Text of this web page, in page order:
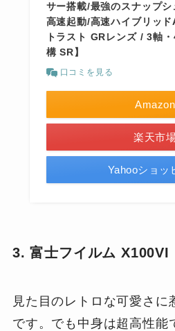
サー搭載/最強のスナップ
高速起動/高速ハイブリッ
トラスト GRレンズ / 3軸
構 SR】
口コミを見る
Amazon
楽天市
Yahooショッ
3. 富士フイルム X100VI
見た目のレトロな可愛さに
です。でも中身は超高性能